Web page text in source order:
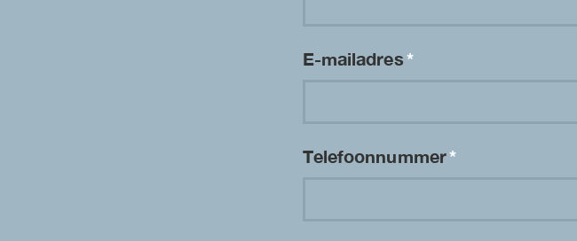
E-mailadres*
Telefoonnummer*